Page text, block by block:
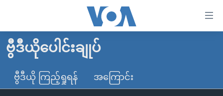
လွယ်ကူ
စေ
သည့်
မူလစာမျက်နှာ
မြန်မာ
ကမ္ဘာ့သတင်းများ
ဗွီဒီယိုပေါင်းချုပ်
ဗွီဒီယို ကြည့်ရှုရန် အကြောင်း